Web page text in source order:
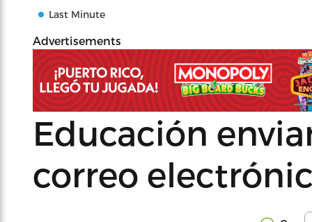
Last Minute
Advertisements
Educación
correo